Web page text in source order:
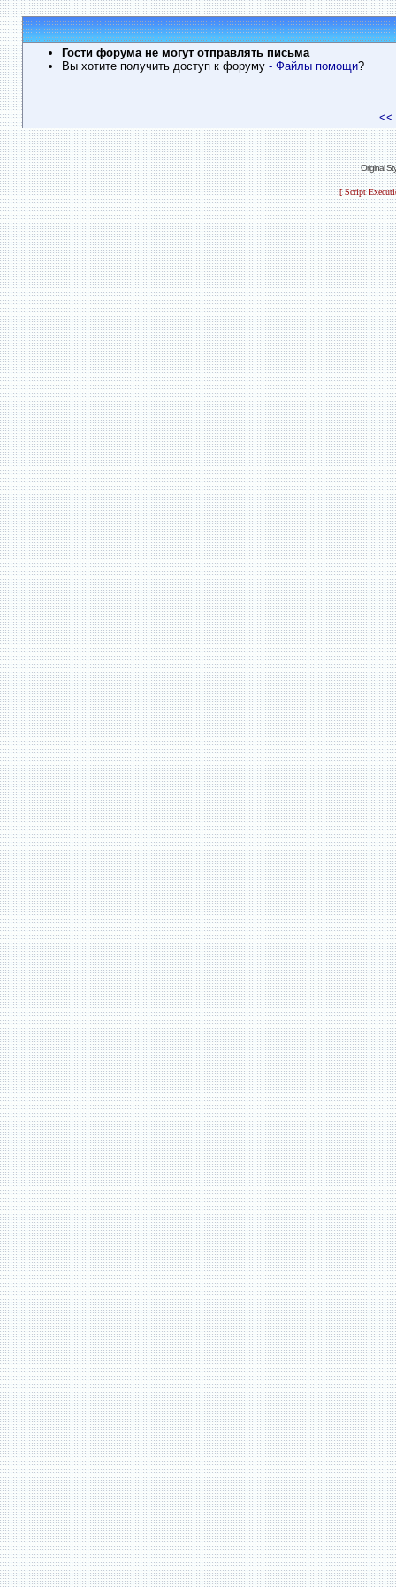
Гости форума не могут отправлять письма
Вы хотите получить доступ к форуму - Файлы помощи?
<<
Original
[ Script